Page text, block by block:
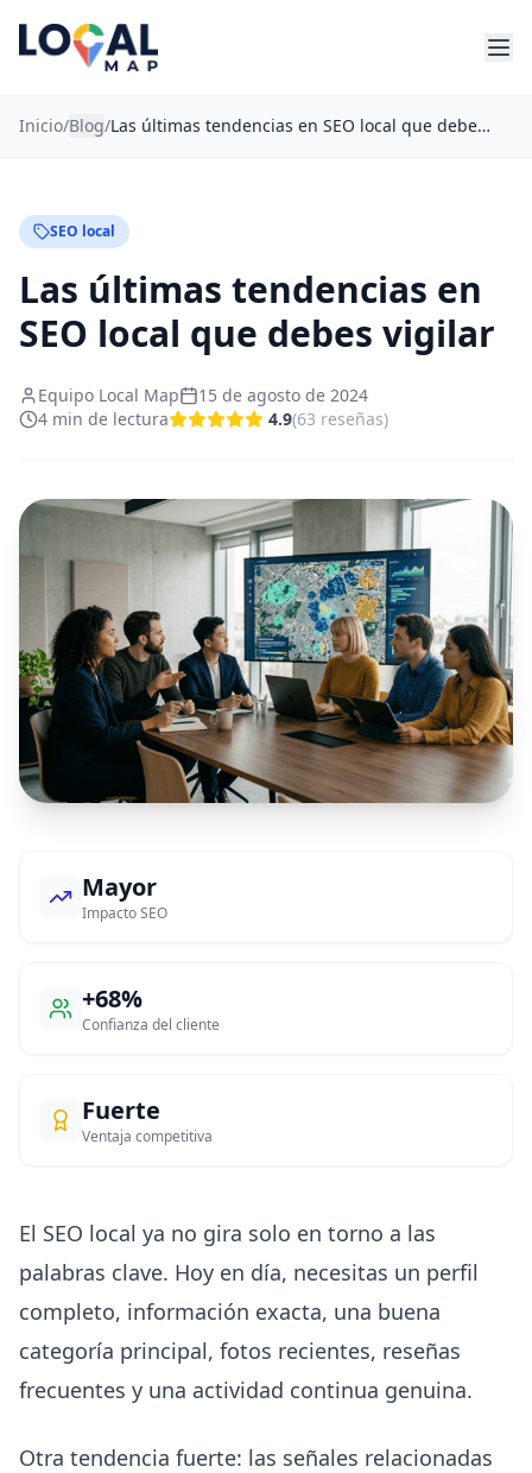
Inicio/Blog/ Las últimas tendencias en SEO local que debes vigilar
SEO local
Las últimas tendencias en
SEO local que debes vigilar
Equipo Local Map
15 de agosto de 2024
4 min de lectura 4.9(63 reseñas)
Mayor
Impacto SEO
+68%
Confianza del cliente
Fuerte
Ventaja competitiva
El SEO local ya no gira solo en torno a las
palabras clave. Hoy en día, necesitas un perfil
completo, información exacta, una buena
categoría principal, fotos recientes, reseñas
frecuentes y una actividad continua genuina.
Otra tendencia fuerte: las señales relacionadas